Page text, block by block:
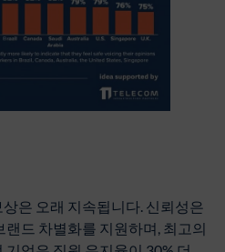
은 오래 지속됩니다. 신뢰성은
랜드 차별화를 지원하며, 최고의